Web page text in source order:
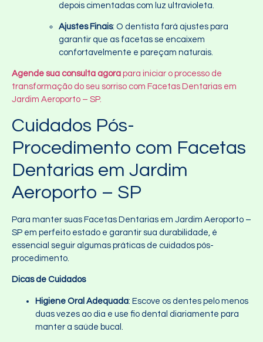
depois cimentadas com luz ultravioleta.
Ajustes Finais: O dentista fará ajustes para
garantir que as facetas se encaixem
confortavelmente e pareçam naturais.
Agende sua consulta agora para iniciar o processo de
transformação do seu sorriso com Facetas Dentarias em
Jardim Aeroporto – SP.
Cuidados Pós-
Procedimento com Facetas
Dentarias em Jardim
Aeroporto – SP
Para manter suas Facetas Dentarias em Jardim Aeroporto –
SP em perfeito estado e garantir sua durabilidade, é
essencial seguir algumas práticas de cuidados pós-
procedimento.
Dicas de Cuidados
Higiene Oral Adequada: Escove os dentes pelo menos
duas vezes ao dia e use fio dental diariamente para
manter a saúde bucal.